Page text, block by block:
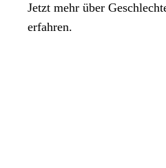
Jetzt mehr über
erfahren.